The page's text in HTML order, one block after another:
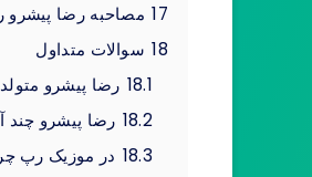
17 مصاحبه رضا پیشرو
18 سوالات متداول
18.1 رضا پیشرو
18.2 رضا پیشرو
18.3 در موزیک رپ